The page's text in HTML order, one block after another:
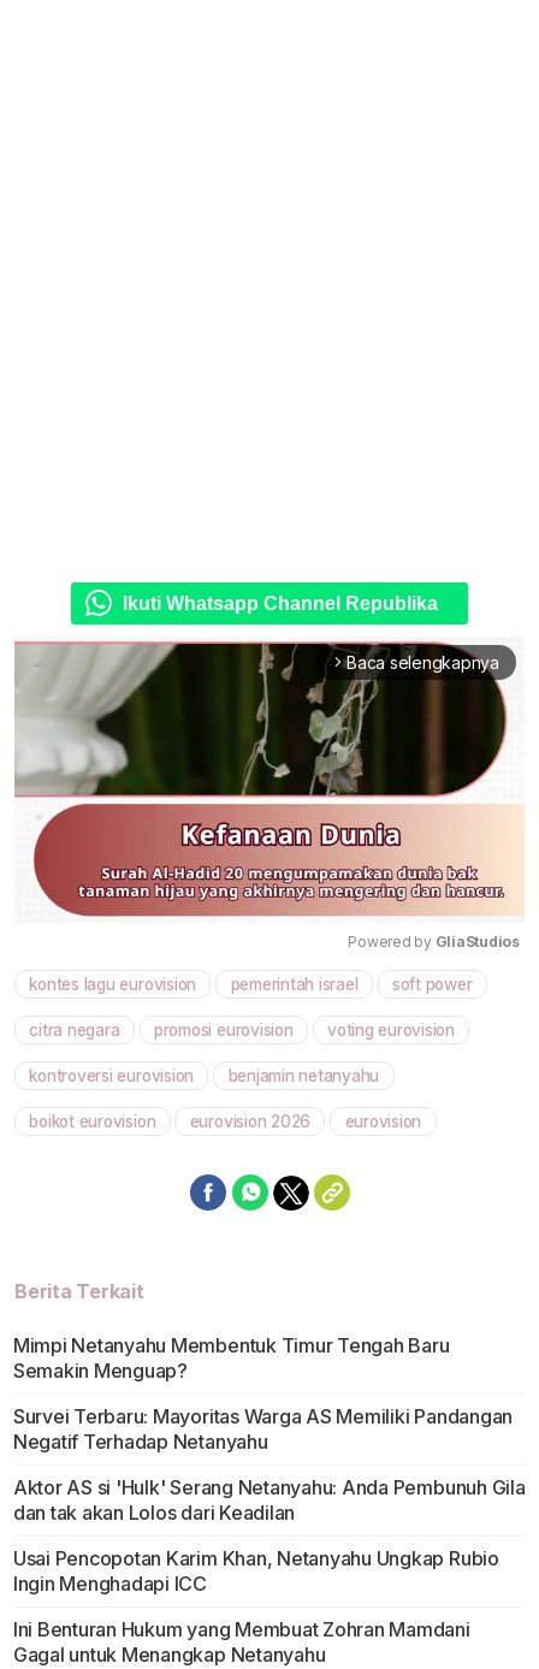
Ikuti Whatsapp Channel Republika
arrow_forward_ios Baca selengkapnya
Mute
Powered by GliaStudios
kontes lagu eurovision pemerintah israel soft power
citra negara promosi eurovision voting eurovision
kontroversi eurovision benjamin netanyahu
boikot eurovision eurovision 2026 eurovision
Berita Terkait
Mimpi Netanyahu Membentuk Timur Tengah Baru
Semakin Menguap?
Survei Terbaru: Mayoritas Warga AS Memiliki Pandangan
Negatif Terhadap Netanyahu
Aktor AS si 'Hulk' Serang Netanyahu: Anda Pembunuh Gila
dan tak akan Lolos dari Keadilan
Usai Pencopotan Karim Khan, Netanyahu Ungkap Rubio
Ingin Menghadapi ICC
Ini Benturan Hukum yang Membuat Zohran Mamdani
Gagal untuk Menangkap Netanyahu